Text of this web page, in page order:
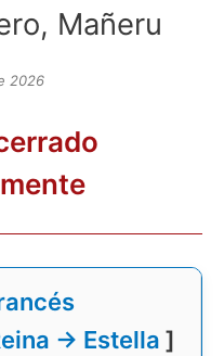
Mañeru
2026
→ Estella ]